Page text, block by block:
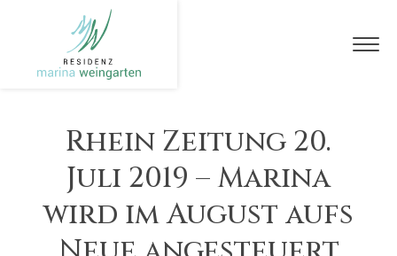
Rhein Zeitung 20.
Juli 2019 – Marina
wird im August aufs